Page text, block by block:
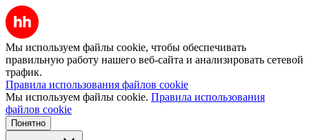
Мы используем файлы cookie, чтобы обеспечивать
правильную работу нашего веб-сайта и анализировать сетевой
трафик.
Правила использования файлов cookie
Мы используем файлы cookie. Правила использования
файлов cookie
Понятно